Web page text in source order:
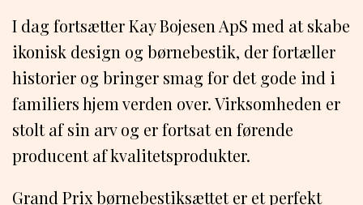
I dag fortsætter Kay Bojesen ApS med at skabe
ikonisk design og børnebestik, der fortæller
historier og bringer smag for det gode ind i
familiers hjem verden over. Virksomheden er
stolt af sin arv og er fortsat en førende
producent af kvalitetsprodukter.
Grand Prix børnebestiksættet er et perfekt